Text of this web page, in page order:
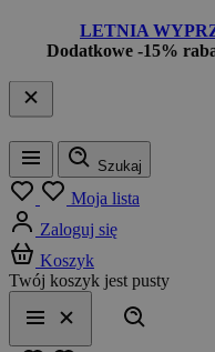
LETNIA
Dodatkowe -15%
Menu
Szukaj
Moja lista
Zaloguj się
Koszyk
Twój koszyk jest pusty
Menu
Zamknij